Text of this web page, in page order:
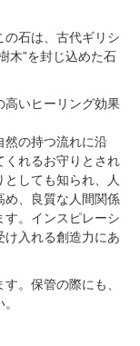
の石は、古代ギリシ
木”を封じ込めた石
高いヒーリング効果
然の持つ流れに沿
くれるお守りとされ
しても知られ、人
め、良質な人間関係
す。インスピレーシ
け入れる創造力にあ
。保管の際にも、